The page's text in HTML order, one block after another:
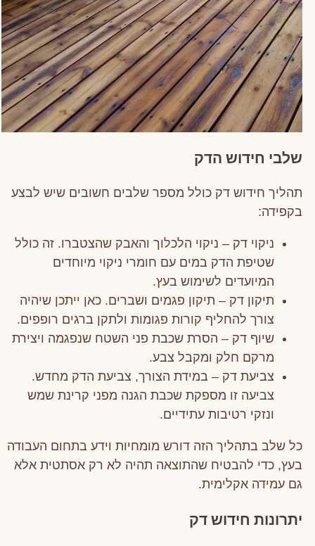
שלבי חידוש הדק
תהליך חידוש דק כולל מספר שלבים חשובים שיש לבצע
בקפידה:
ניקוי דק – ניקוי הלכלוך והאבק שהצטברו. זה כולל
שטיפת הדק במים עם חומרי ניקוי מיוחדים
המיועדים לשימוש בעץ.
תיקון דק – תיקון פגמים ושברים. כאן ייתכן שיהיה
צורך להחליף קורות פגומות ולתקן ברגים רופפים.
שיוף דק – הסרת שכבת פני השטח שנפגמה ויצירת
מרקם חלק ומקבל צבע.
צביעת דק – במידת הצורך, צביעת הדק מחדש.
צביעה זו מספקת שכבת הגנה מפני קרינת שמש
ונזקי רטיבות עתידיים.
כל שלב בתהליך הזה דורש מומחיות וידע בתחום העבודה
בעץ, כדי להבטיח שהתוצאה תהיה לא רק אסתטית אלא
גם עמידה אקלימית.
יתרונות חידוש דק